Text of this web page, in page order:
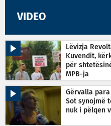
VIDEO
Lëvizja
Kuvendit,
për
MPB-ja
Gërvalla
Sot synojmë
nuk i pëlqen